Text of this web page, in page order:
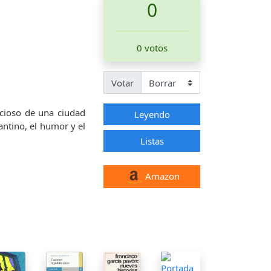
de una ciudad
el humor y el
0
0 votos
Votar
Leyendo
Listas
Amazon